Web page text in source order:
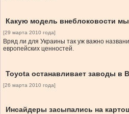
Какую модель внеблоковости
[29 марта 2010 года]
Вряд ли для Украины так уж важно
европейских ценностей.
Toyota останавливает заводы в
[26 марта 2010 года]
Инсайдеры засыпались на